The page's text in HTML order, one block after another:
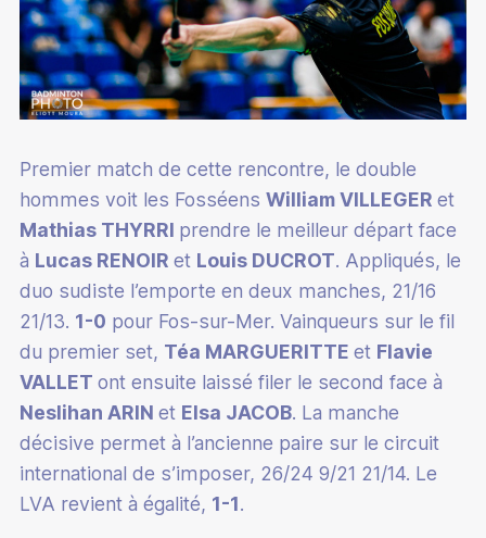
Interclubs
Circuits
Trouver une compétition
AirBadminton
Disciplines associées
Plumfoot
Racketlon
Footbag
Se licencier
Licence
Collectif France Jeunes
Événements internationaux
Jeux Olympiques et Paralympiques
Paris 2024
Championnats du Monde
Championnats du Monde 2025
Championnats d'Europe
Yonex IFB
Orléans Masters
Autres événements
Inclusion
Insertion socio-professionnelle
Solidarité
Milieu carcéral
Santé
Introduction au sport santé
Bien-être
Mieux vivre sa pathologie
Badminton pour les seniors
Être officiel technique
Devenir arbitre
Devenir juge de ligne
Être formateur
Formateur de technicien
Formateur d'Officiels Techniques ou de GEO
Autres formations
Devenir dirigeant employeur
Devenir gestionnaire et organisateur de compétition
Devenir référent équipement
Elections fédérales
Organisation fédérale
Gouvernance
Organigramme
Ligues et Comités
Projet fédéral
Agenda
Textes officiels
Le Guide du Badminton
L'Officiel du Badminton
Ordres du jour et relevés de décision
Les bonnes raisons de s'affilier
Être dirigeant
Qu'est ce qu'un dirigeant
Boîte à outils dirigeants
Créer et affilier mon club
Administrer
Financements et accompagnement fédéral
Employer
Organiser
Animer
Charte graphique
Plan d'aide et appels à projets
Stratégie nationale des équipements
Règles techniques
Classements fédéraux
Procédures classement fédéral
Équipement AirBadminton
Premier match de cette rencontre, le double
hommes voit les Fosséens William VILLEGER et
Mathias THYRRI prendre le meilleur départ face
à Lucas RENOIR et Louis DUCROT. Appliqués, le
duo sudiste l’emporte en deux manches, 21/16
21/13. 1-0 pour Fos-sur-Mer. Vainqueurs sur le fil
du premier set, Téa MARGUERITTE et Flavie
VALLET ont ensuite laissé filer le second face à
Neslihan ARIN et Elsa JACOB. La manche
décisive permet à l’ancienne paire sur le circuit
international de s’imposer, 26/24 9/21 21/14. Le
LVA revient à égalité, 1-1.